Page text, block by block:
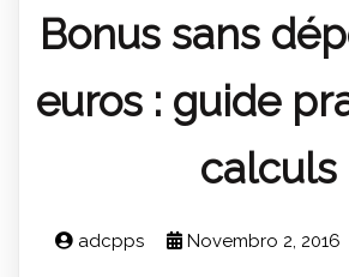
Bonus sans
euros : guide
calculs
adcpps Novembro 2, 2016